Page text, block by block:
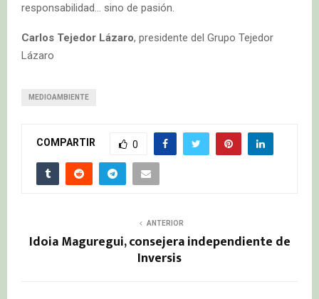
responsabilidad… sino de pasión.
Carlos Tejedor Lázaro, presidente del Grupo Tejedor
Lázaro
MEDIOAMBIENTE
COMPARTIR 0
ANTERIOR
Idoia Maguregui, consejera independiente de
Inversis